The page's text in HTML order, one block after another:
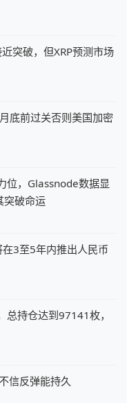
突破，但XRP预测市场
底前过关否则美国加密
位，Glassnode数据显
突破命运
3至5年内推出人民币
持仓达到97141枚，
信反弹能持久